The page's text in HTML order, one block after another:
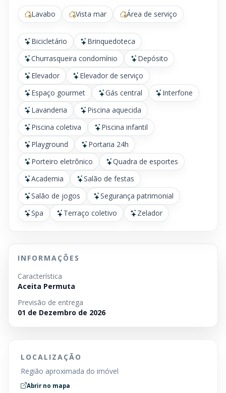
Lavabo Vista mar Área de serviço
Bicicletário
Brinquedoteca
Churrasqueira condomínio
Depósito
Elevador
Elevador de serviço
Espaço gourmet
Gás central
Interfone
Lavanderia
Piscina aquecida
Piscina coletiva
Piscina infantil
Playground
Portaria 24h
Porteiro eletrônico
Quadra de esportes
Academia
Salão de festas
Salão de jogos
Segurança patrimonial
Spa
Terraço coletivo Zelador
INFORMAÇÕES
Característica
Aceita Permuta
Previsão de entrega
01 de Dezembro de 2026
LOCALIZAÇÃO
Região aproximada do imóvel
Abrir no mapa